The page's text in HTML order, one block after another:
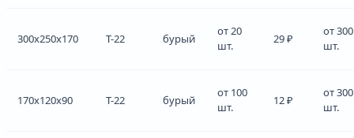
300x250x170 Т-22 бурый
от 20
шт.
29 ₽
от 300
шт.
170x120x90 Т-22 бурый
от 100
шт.
12 ₽
от 300
шт.